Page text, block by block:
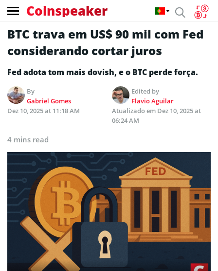
Coinspeaker
BTC trava em US$ 90 mil com Fed
considerando cortar juros
Fed adota tom mais dovish, e o BTC perde força.
By
Gabriel Gomes
Edited by
Flavio Aguilar
Dez 10, 2025 at 11:18 AM
Atualizado em Dez 10, 2025 at
06:24 AM
4 mins read